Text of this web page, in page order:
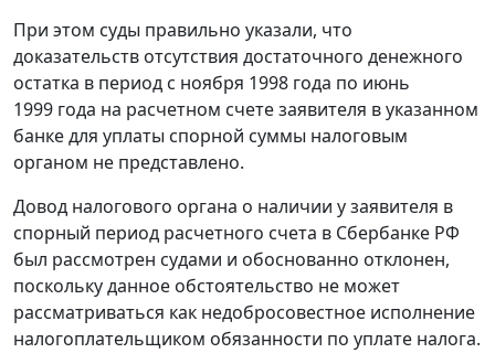
При этом суды правильно указали, что
доказательств отсутствия достаточного денежного
остатка в период с ноября 1998 года по июнь
1999 года на расчетном счете заявителя в указанном
банке для уплаты спорной суммы налоговым
органом не представлено.
Довод налогового органа о наличии у заявителя в
спорный период расчетного счета в Сбербанке РФ
был рассмотрен судами и обоснованно отклонен,
поскольку данное обстоятельство не может
рассматриваться как недобросовестное исполнение
налогоплательщиком обязанности по уплате налога.